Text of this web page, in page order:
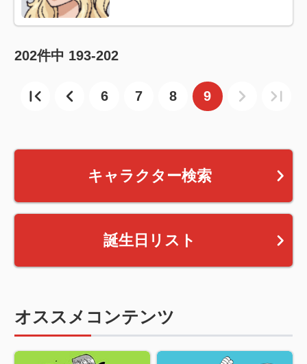
202件中 193-202
6 7 8 9
キャラクター検索
誕生日リスト
オススメコンテンツ